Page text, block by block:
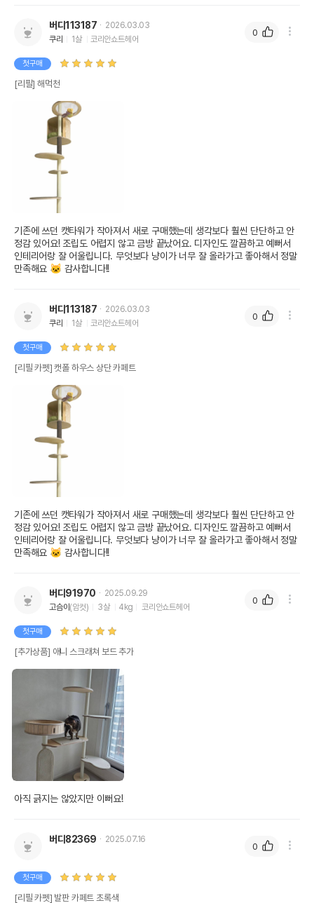
버디113187
2026.03.03
쿠리
1살 코리안쇼트헤어
첫구매
[리필] 해먹천
기존에 쓰던 캣타워가 작아져서 새로 구매했는데 생각보다 훨씬 단단하고 안
정감 있어요! 조립도 어렵지 않고 금방 끝났어요. 디자인도 깔끔하고 예뻐서
인테리어랑 잘 어울립니다. 무엇보다 냥이가 너무 잘 올라가고 좋아해서 정말
만족해요 🐱 감사합니다!!
0
버디113187
2026.03.03
쿠리
1살 코리안쇼트헤어
첫구매
[리필 카펫] 캣폴 하우스 상단 카페트
기존에 쓰던 캣타워가 작아져서 새로 구매했는데 생각보다 훨씬 단단하고 안
정감 있어요! 조립도 어렵지 않고 금방 끝났어요. 디자인도 깔끔하고 예뻐서
인테리어랑 잘 어울립니다. 무엇보다 냥이가 너무 잘 올라가고 좋아해서 정말
만족해요 🐱 감사합니다!!
0
버디91970
2025.09.29
고슴이 (암컷) 3살 4kg 코리안쇼트헤어
첫구매
[추가상품] 애니 스크래쳐 보드 추가
아직 긁지는 않았지만 이뻐요!
0
버디82369 2025.07.16
첫구매
[리필 카펫] 발판 카페트 초록색
0